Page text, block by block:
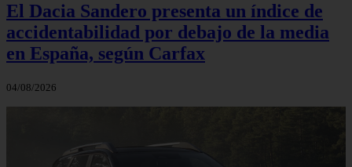
El Dacia Sandero presenta un índice de
accidentabilidad por debajo de la media
en España, según Carfax
04/08/2026